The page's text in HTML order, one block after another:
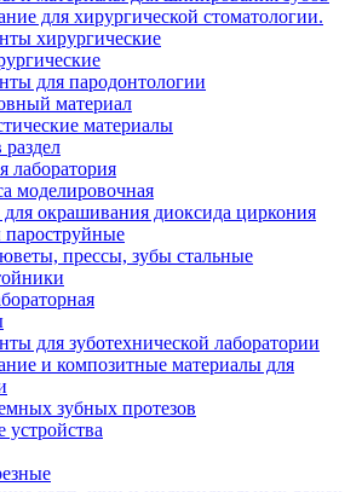
для хирургической стоматологии.
хирургические
для пародонтологии
материал
материалы
лаборатория
моделировочная
окрашивания диоксида циркония
прессы, зубы стальные
для зуботехнической лаборатории
и композитные материалы для
зубных протезов